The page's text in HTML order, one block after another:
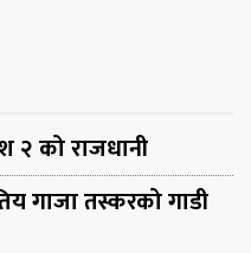
२ को राजधानी
गाजा तस्करको गाडी